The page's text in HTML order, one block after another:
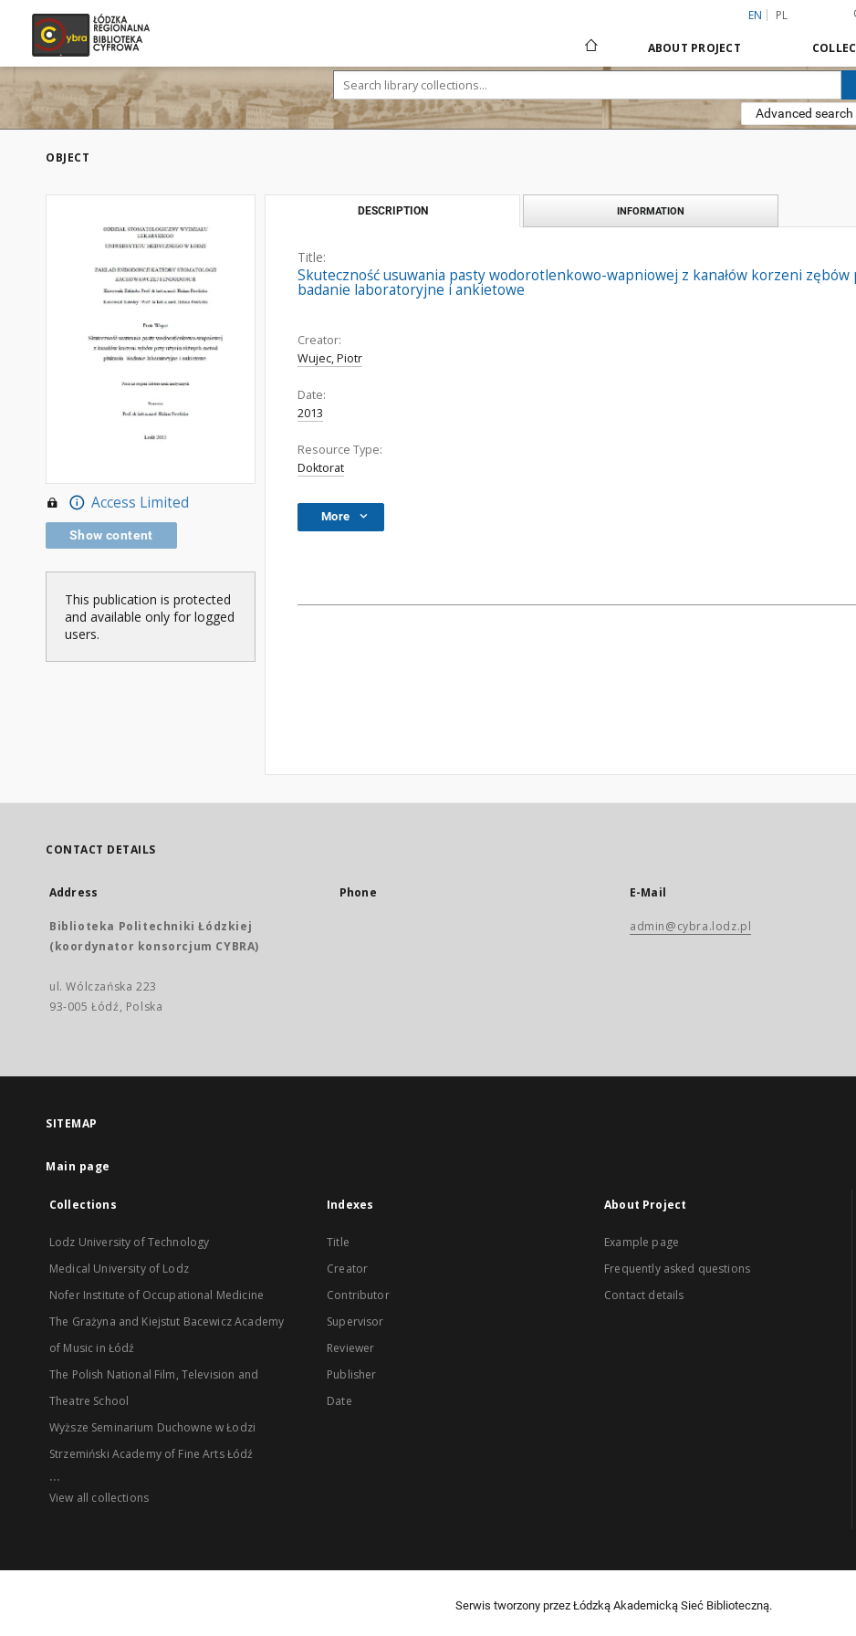
EN PL
ABOUT PROJECT
Advanced search
OBJECT
Access Limited
Show content
This publication is protected
and available only for logged
users.
DESCRIPTION INFORMATION
Title:
Skuteczność usuwania pasty wodorotlenkowo-wapniowej z kanałów korzeni zębów
badanie laboratoryjne i ankietowe
Creator:
Wujec, Piotr
Date:
2013
Resource Type:
Doktorat
More
CONTACT DETAILS
Address
Biblioteka Politechniki Łódzkiej
(koordynator konsorcjum CYBRA)
ul. Wólczańska 223
93-005 Łódź, Polska
Phone E-Mail
admin@cybra.lodz.pl
SITEMAP
Main page
Collections
Lodz University of Technology
Medical University of Lodz
Nofer Institute of Occupational Medicine
The Grażyna and Kiejstut Bacewicz Academy
of Music in Łódź
The Polish National Film, Television and
Theatre School
Wyższe Seminarium Duchowne w Łodzi
Strzemiński Academy of Fine Arts Łódź
...
View all collections
Indexes
Title
Creator
Contributor
Supervisor
Reviewer
Publisher
Date
About Project
Example page
Frequently asked questions
Contact details
Serwis tworzony przez Łódzką Akademicką Sieć Biblioteczną.